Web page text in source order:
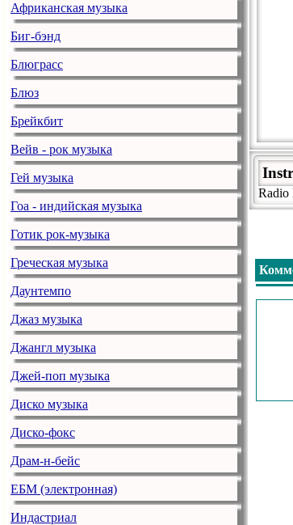
Африканская музыка
Биг-бэнд
Блюграсс
Блюз
Брейкбит
Вейв - рок музыка
Гей музыка
Гоа - индийская музыка
Готик рок-музыка
Греческая музыка
Даунтемпо
Джаз музыка
Джангл музыка
Джей-поп музыка
Диско музыка
Диско-фокс
Драм-н-бейс
ЕБМ (электронная)
Индастриал
Radio